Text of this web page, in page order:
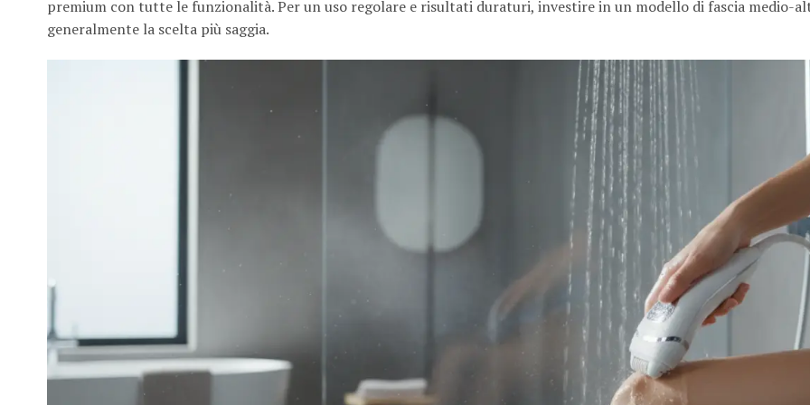
premium con tutte le funzionalità. Per un uso regolare e risultati duraturi, investire in un modello di fascia medio-
generalmente la scelta più saggia.